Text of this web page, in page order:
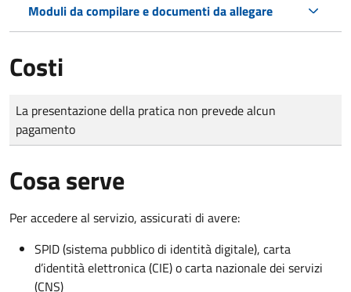
Moduli da compilare e documenti da allegare
Costi
Tipo di pagamento
Importo
La presentazione della pratica non prevede alcun
pagamento
Cosa serve
Per accedere al servizio, assicurati di avere:
SPID (sistema pubblico di identità digitale), carta
d’identità elettronica (CIE) o carta nazionale dei servizi
(CNS)